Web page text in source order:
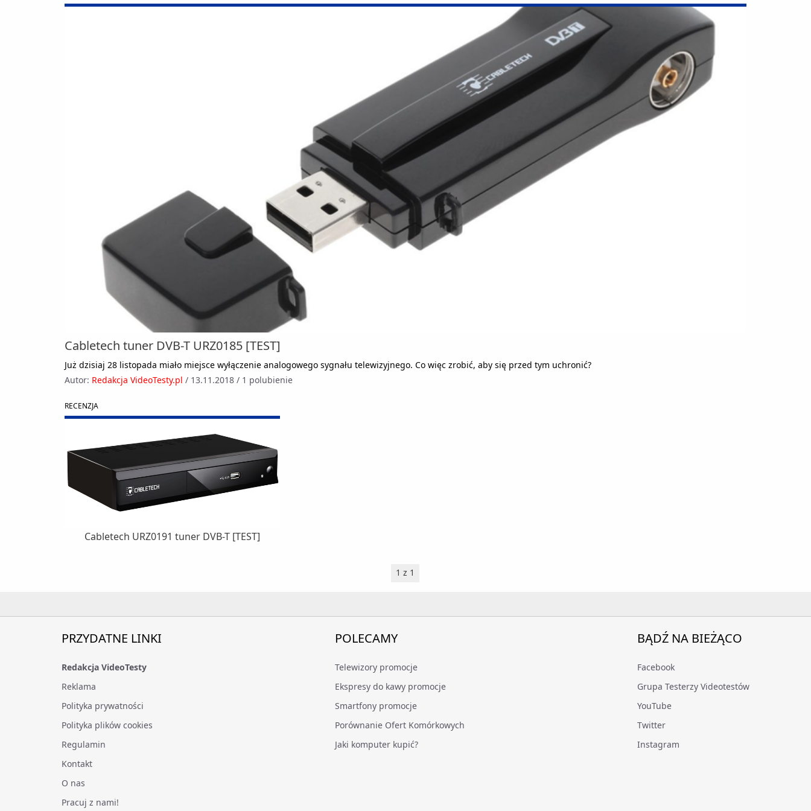
Cabletech tuner DVB-T URZ0185 [TEST]
Już dzisiaj 28 listopada miało miejsce wyłączenie analogowego sygnału telewizyjnego. Co więc zrobić, aby się przed tym uchronić?
Autor: Redakcja VideoTesty.pl / 13.11.2018 / 1 polubienie
RECENZJA
Cabletech URZ0191 tuner DVB-T [TEST]
1 z 1
PRZYDATNE LINKI
Redakcja VideoTesty
Reklama
Polityka prywatności
Polityka plików cookies
Regulamin
Kontakt
O nas
Pracuj z nami!
POLECAMY
Telewizory promocje
Ekspresy do kawy promocje
Smartfony promocje
Porównanie Ofert Komórkowych
Jaki komputer kupić?
BĄDŹ NA BIEŻĄCO
Facebook
Grupa Testerzy Videotestów
YouTube
Twitter
Instagram